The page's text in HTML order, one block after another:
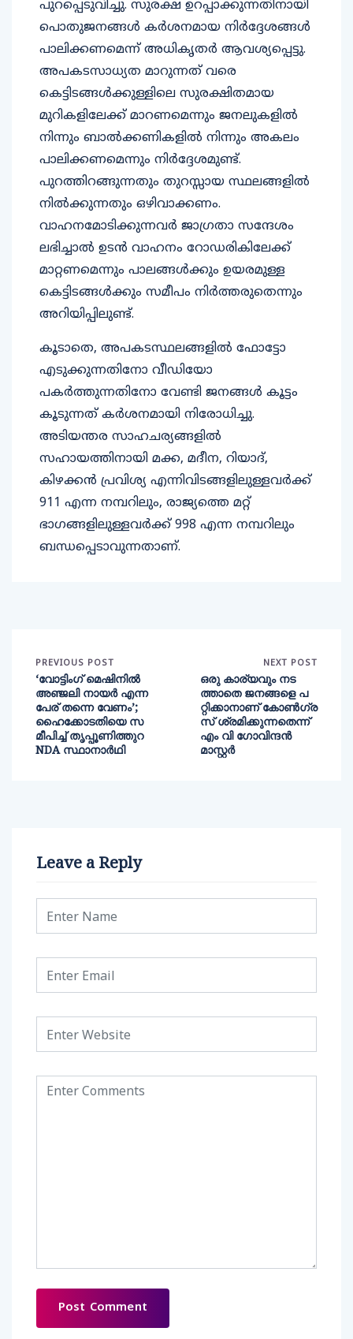
പുറപ്പെടുവിച്ചു. സുരക്ഷ ഉറപ്പാക്കുന്നതിനായി
പൊതുജനങ്ങൾ കർശനമായ നിർദ്ദേശങ്ങൾ
പാലിക്കണമെന്ന് അധികൃതർ ആവശ്യപ്പെട്ടു.
അപകടസാധ്യത മാറുന്നത് വരെ
കെട്ടിടങ്ങൾക്കുള്ളിലെ സുരക്ഷിതമായ
മുറികളിലേക്ക് മാറണമെന്നും ജനലുകളിൽ
നിന്നും ബാൽക്കണികളിൽ നിന്നും അകലം
പാലിക്കണമെന്നും നിർദ്ദേശമുണ്ട്.
പുറത്തിറങ്ങുന്നതും തുറസ്സായ സ്ഥലങ്ങളിൽ
നിൽക്കുന്നതും ഒഴിവാക്കണം.
വാഹനമോടിക്കുന്നവർ ജാഗ്രതാ സന്ദേശം
ലഭിച്ചാൽ ഉടൻ വാഹനം റോഡരികിലേക്ക്
മാറ്റണമെന്നും പാലങ്ങൾക്കും ഉയരമുള്ള
കെട്ടിടങ്ങൾക്കും സമീപം നിർത്തരുതെന്നും
അറിയിപ്പിലുണ്ട്.
കൂടാതെ, അപകടസ്ഥലങ്ങളിൽ ഫോട്ടോ
എടുക്കുന്നതിനോ വീഡിയോ
പകർത്തുന്നതിനോ വേണ്ടി ജനങ്ങൾ കൂട്ടം
കൂടുന്നത് കർശനമായി നിരോധിച്ചു.
അടിയന്തര സാഹചര്യങ്ങളിൽ
സഹായത്തിനായി മക്ക, മദീന, റിയാദ്,
കിഴക്കൻ പ്രവിശ്യ എന്നിവിടങ്ങളിലുള്ളവർക്ക്
911 എന്ന നമ്പറിലും, രാജ്യത്തെ മറ്റ്
ഭാഗങ്ങളിലുള്ളവർക്ക് 998 എന്ന നമ്പറിലും
ബന്ധപ്പെടാവുന്നതാണ്.
PREVIOUS POST
‘വോട്ടിംഗ് മെഷിനിൽ
അഞ്ജലി നായർ എന്ന
പേര് തന്നെ വേണം’;
ഹൈക്കോടതിയെ സ
മീപിച്ച് തൃപ്പൂണിത്തുറ
NDA സ്ഥാനാർഥി
NEXT POST
ഒരു കാര്യവും നട
ത്താതെ ജനങ്ങളെ പ
റ്റിക്കാനാണ് കോൺഗ്ര
സ് ശ്രമിക്കുന്നതെന്ന്
എം വി ഗോവിന്ദൻ
മാസ്റ്റർ
Leave a Reply